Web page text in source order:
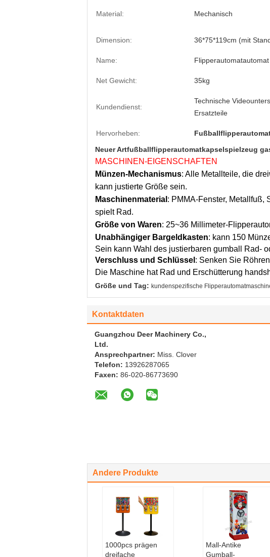
Material: Mechanisch
Dimension: 36*75*119cm (mit
Name: Flipperautomatautomat
Net Gewicht: 35kg
Kundendienst:
Technische
Ersatzteile
Hervorheben:
Neuer Artfußballflipperautomatkapselspielzeug
MASCHINEN-EIGENSCHAFTEN
Münzen-Mechanismus: Alle Metallteile, die
kann justierte Größe sein.
Maschinenmaterial : PMMA-Fenster, Metallfuß,
spielt Rad.
Größe von Waren: 25~36 Millimeter-
Unabhängiger Bargeldkasten: kann 150
Sein kann Wahl des justierbaren gumball Rad-
Verschluss und Schlüssel : Senken Sie
Die Maschine hat Rad und Erschütterung
Größe und Tag: kundenspezifische
Kontaktdaten
Guangzhou Deer Machinery Co.,
Ltd.
Ansprechpartner: Miss. Clover
Telefon: 13926287065
Faxen: 86-020-86773690
Andere Produkte
1000pcs prägen
dreifache
Mall-Antike
Gumball-